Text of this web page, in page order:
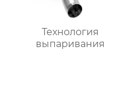
Технология
выпаривания